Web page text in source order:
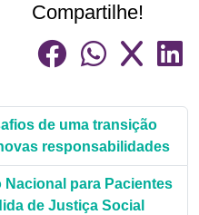
Compartilhe!
de uma transição
responsabilidades
para Pacientes
de Justiça Social